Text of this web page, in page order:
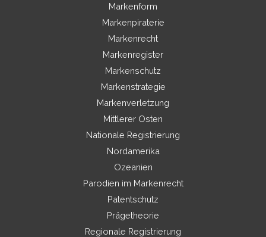
Markenform
Markenpiraterie
Markenrecht
Markenregister
Markenschutz
Markenstrategie
Markenverletzung
Mittlerer Osten
Nationale Registrierung
Nordamerika
Ozeanien
Parodien im Markenrecht
Patentschutz
Prägetheorie
Regionale Registrierung